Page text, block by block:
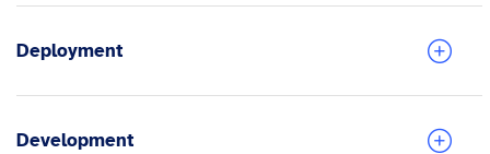
Deployment
Development